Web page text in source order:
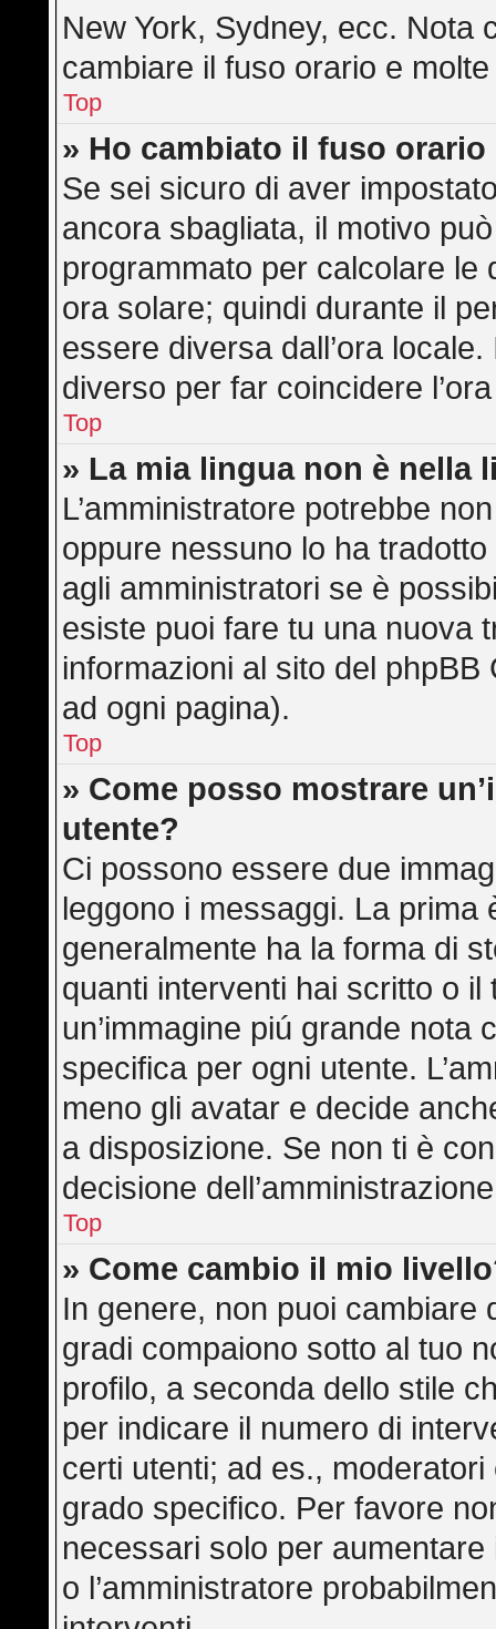
New York, Sydney, ecc. Nota
cambiare il fuso orario e
Top
» Ho cambiato il fuso orario
Se sei sicuro di aver
ancora sbagliata, il motivo
programmato per calcolare le
ora solare; quindi durante il
essere diversa dall’ora
diverso per far coincidere
Top
» La mia lingua non è nella
L’amministratore potrebbe
oppure nessuno lo ha
agli amministratori se è
esiste puoi fare tu una nuova
informazioni al sito del
ad ogni pagina).
Top
» Come posso mostrare
utente?
Ci possono essere due
leggono i messaggi. La prima
generalmente ha la forma di
quanti interventi hai scritto o
un’immagine piú grande
specifica per ogni utente.
meno gli avatar e decide
a disposizione. Se non ti è
decisione
Top
» Come cambio il mio
In genere, non puoi cambiare
gradi compaiono sotto al tuo
profilo, a seconda dello stile
per indicare il numero di
certi utenti; ad es.,
grado specifico. Per favore
necessari solo per
o l’amministratore